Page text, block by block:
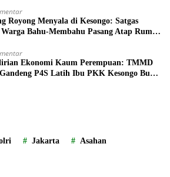
Royong Menyala di Kesongo: Satgas
Bahu-Membahu Pasang Atap Rumah
Ekonomi Kaum Perempuan: TMMD
P4S Latih Ibu PKK Kesongo Buat
Jakarta Asahan